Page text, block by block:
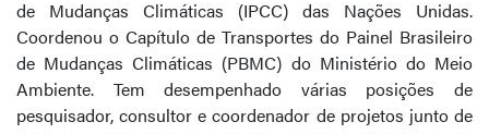
de Mudanças Climáticas (IPCC) das Nações Unidas.
Coordenou o Capítulo de Transportes do Painel Brasileiro
de Mudanças Climáticas (PBMC) do Ministério do Meio
Ambiente. Tem desempenhado várias posições de
pesquisador, consultor e coordenador de projetos junto de